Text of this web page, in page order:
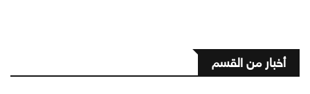
أخبار من القسم